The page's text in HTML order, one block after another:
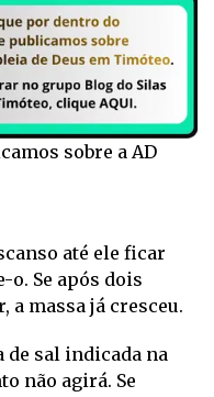
sobre a AD
até ele ficar
o. Se após dois
a massa já cresceu.
de sal indicada na
não agirá. Se